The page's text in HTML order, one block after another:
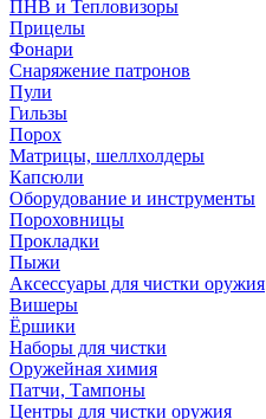
ПНВ и Тепловизоры
Прицелы
Фонари
Снаряжение патронов
Пули
Гильзы
Порох
Матрицы, шеллхолдеры
Капсюли
Оборудование и инструменты
Пороховницы
Прокладки
Пыжи
Аксессуары для чистки оружия
Вишеры
Ёршики
Наборы для чистки
Оружейная химия
Патчи, Тампоны
Центры для чистки оружия